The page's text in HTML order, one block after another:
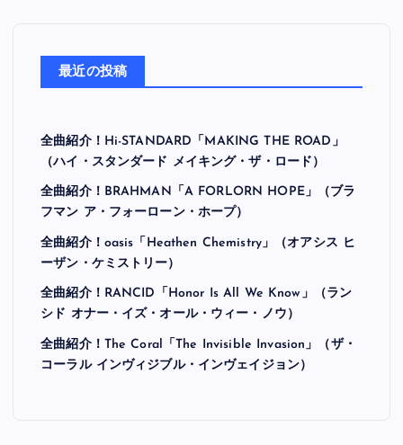
最近の投稿
全曲紹介！Hi-STANDARD「MAKING THE ROAD」
（ハイ・スタンダード メイキング・ザ・ロード）
全曲紹介！BRAHMAN「A FORLORN HOPE」（ブラ
フマン ア・フォーローン・ホープ）
全曲紹介！oasis「Heathen Chemistry」（オアシス ヒ
ーザン・ケミストリー）
全曲紹介！RANCID「Honor Is All We Know」（ラン
シド オナー・イズ・オール・ウィー・ノウ）
全曲紹介！The Coral「The Invisible Invasion」（ザ・
コーラル インヴィジブル・インヴェイジョン）